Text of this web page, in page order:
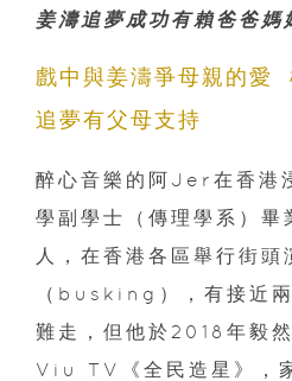
姜濤追夢成功有賴爸爸媽
戲中與姜濤爭母親的愛
追夢有父母支持
醉心音樂的阿Jer在香港
學副學士（傳理學系）畢
人，在香港各區舉行街頭
（busking），有接近
難走，但他於2018年毅
Viu TV《全民造星》，